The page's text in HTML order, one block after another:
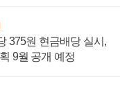
375원 현금배당 실시,
9월 공개 예정